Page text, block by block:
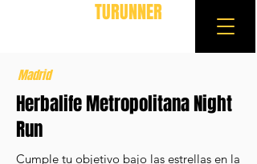
TURUNNER
Madrid
Herbalife Metropolitana Night
Run
Cumple tu objetivo bajo las estrellas en la